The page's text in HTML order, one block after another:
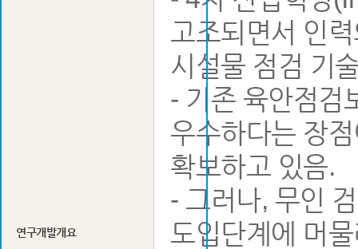
연구개발개요
고조되면서 인
시설물 점검 기
- 기존 육안점검
우수하다는 장
확보하고 있음.
- 그러나, 무인
도입단계에 머